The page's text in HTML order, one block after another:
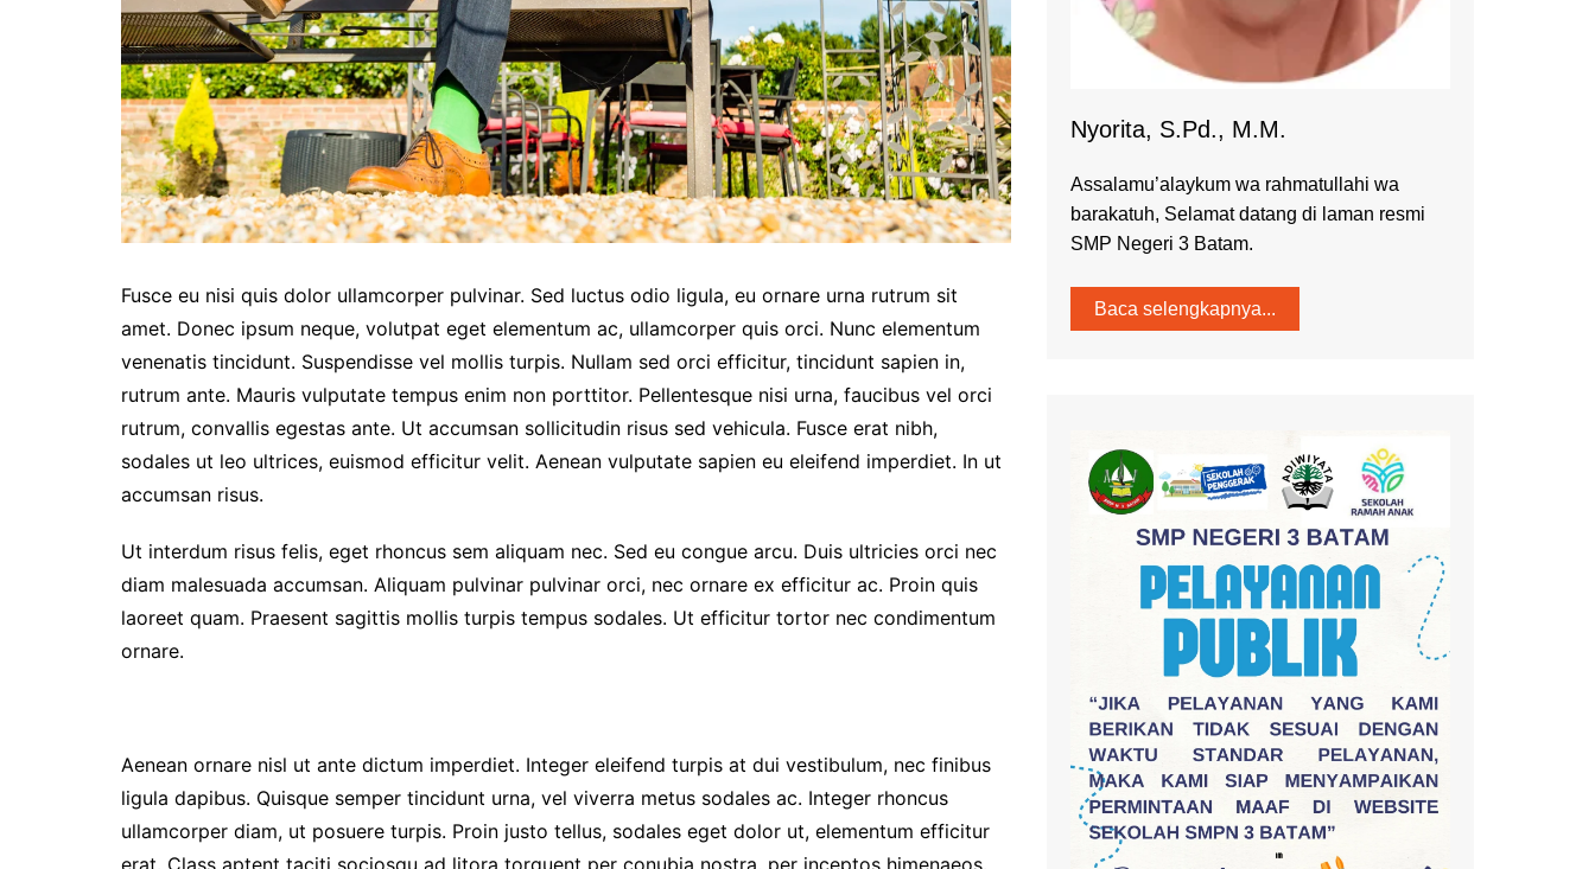
Fusce eu nisi quis dolor ullamcorper pulvinar. Sed luctus odio ligula, eu ornare urna rutrum sit
amet. Donec ipsum neque, volutpat eget elementum ac, ullamcorper quis orci. Nunc elementum
venenatis tincidunt. Suspendisse vel mollis turpis. Nullam sed orci efficitur, tincidunt sapien in,
rutrum ante. Mauris vulputate tempus enim non porttitor. Pellentesque nisi urna, faucibus vel orci
rutrum, convallis egestas ante. Ut accumsan sollicitudin risus sed vehicula. Fusce erat nibh,
sodales ut leo ultrices, euismod efficitur velit. Aenean vulputate sapien eu eleifend imperdiet. In ut
accumsan risus.
Ut interdum risus felis, eget rhoncus sem aliquam nec. Sed eu congue arcu. Duis ultricies orci nec
diam malesuada accumsan. Aliquam pulvinar pulvinar orci, nec ornare ex efficitur ac. Proin quis
laoreet quam. Praesent sagittis mollis turpis tempus sodales. Ut efficitur tortor nec condimentum
ornare.
Aenean ornare nisl ut ante dictum imperdiet. Integer eleifend turpis at dui vestibulum, nec finibus
ligula dapibus. Quisque semper tincidunt urna, vel viverra metus sodales ac. Integer rhoncus
ullamcorper diam, ut posuere turpis. Proin justo tellus, sodales eget dolor ut, elementum efficitur
erat. Class aptent taciti sociosqu ad litora torquent per conubia nostra, per inceptos himenaeos.
Nyorita, S.Pd., M.M.
Assalamu’alaykum wa rahmatullahi wa
barakatuh, Selamat datang di laman resmi
SMP Negeri 3 Batam.
Baca selengkapnya...